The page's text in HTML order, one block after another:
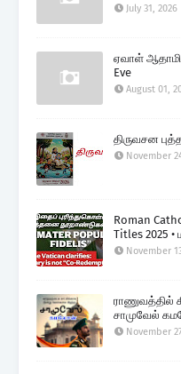
July 31, 2026
ஏவாள்
Eve
August 01,
திருவசன
November
Roman
Titles 2025 •
November
ராணுவத்தில்
சாமுவேல்
November